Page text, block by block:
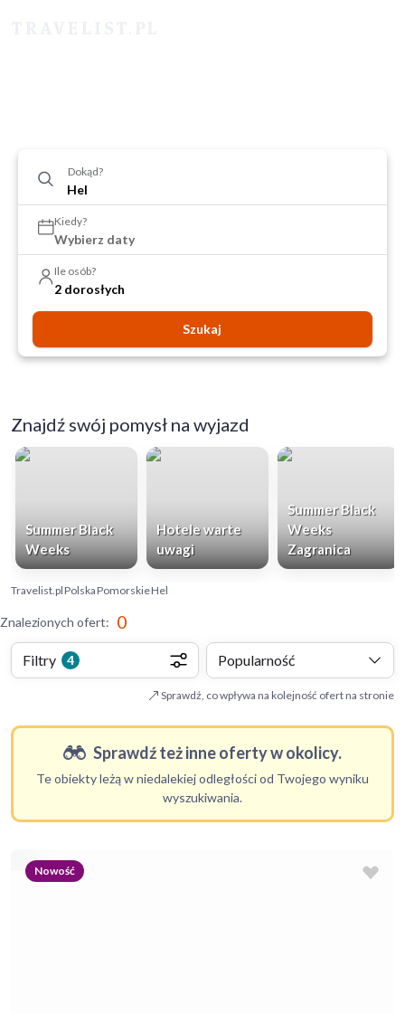
Dokąd?
Kiedy?
Wybierz daty
Ile osób?
2 dorosłych
Szukaj
Znajdź swój pomysł na wyjazd
Summer Black
Weeks
Hotele warte
uwagi
Summer Black
Weeks
Zagranica
Travelist.plPolskaPomorskieHel
Znalezionych ofert: 0
Filtry 4 Popularność
Sprawdź, co wpływa na kolejność ofert na stronie
Sprawdź też inne oferty w okolicy.
Te obiekty leżą w niedalekiej odległości od Twojego wyniku
wyszukiwania.
Nowość